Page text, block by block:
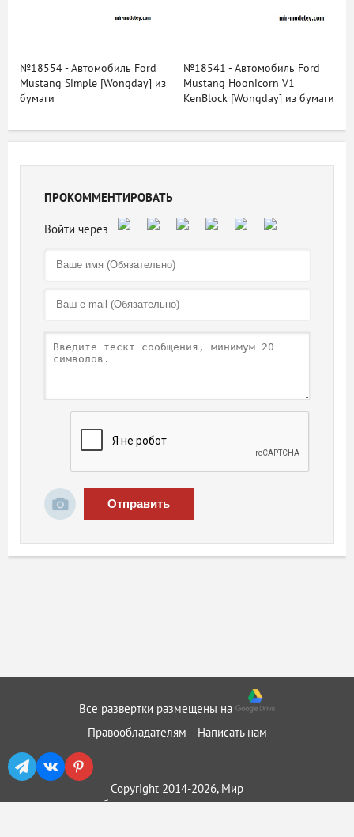
№18554 - Автомобиль Ford
Mustang Simple [Wongday] из
бумаги
№18541 - Автомобиль Ford
Mustang Hoonicorn V1
KenBlock [Wongday] из бумаги
ПРОКОММЕНТИРОВАТЬ
Отправить
Все развертки размещены на
Правообладателям
Написать нам
Copyright 2014-2026, Мир
бумажного моделирования ::